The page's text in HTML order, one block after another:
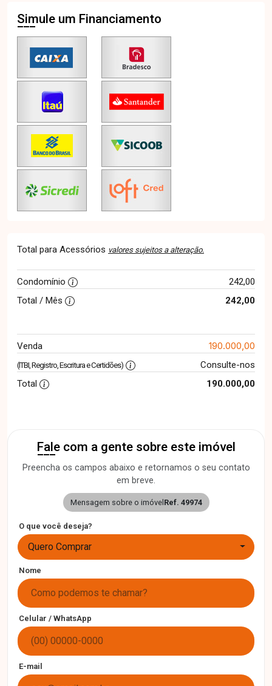
Simule um Financiamento
Total para Acessórios valores sujeitos a alteração.
Condomínio
242,00
Total / Mês
242,00
Venda 190.000,00
(ITBI, Registro, Escritura e Certidões)
Consulte-nos
Total
190.000,00
Fale com a gente sobre este imóvel
Preencha os campos abaixo e retornamos o seu contato
em breve.
Mensagem sobre o imóvelRef. 49974
O que você deseja?
Quero Comprar
Nome
Celular / WhatsApp
E-mail